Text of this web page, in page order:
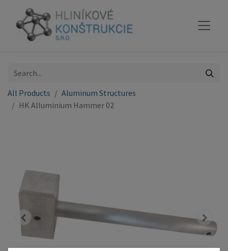
All Products
Aluminum Structures
HK Alluminium Hammer 02